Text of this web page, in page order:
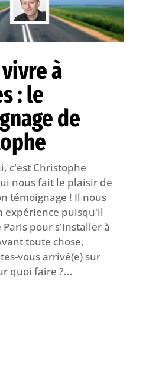
à
: le
de
c'est Christophe
nous fait le plaisir de
témoignage ! Il nous
expérience puisqu'il
Paris pour s'installer à
toute chose,
vous arrivé(e) sur
quoi faire ?...